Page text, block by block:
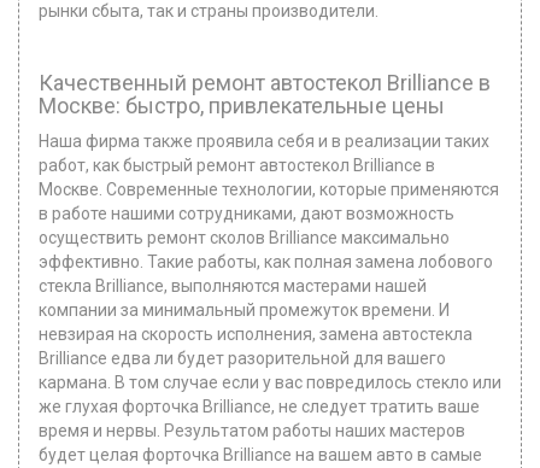
рынки сбыта, так и страны производители.
Качественный ремонт автостекол Brilliance в
Москве: быстро, привлекательные цены
Наша фирма также проявила себя и в реализации таких
работ, как быстрый ремонт автостекол Brilliance в
Москве. Современные технологии, которые применяются
в работе нашими сотрудниками, дают возможность
осуществить ремонт сколов Brilliance максимально
эффективно. Такие работы, как полная замена лобового
стекла Brilliance, выполняются мастерами нашей
компании за минимальный промежуток времени. И
невзирая на скорость исполнения, замена автостекла
Brilliance едва ли будет разорительной для вашего
кармана. В том случае если у вас повредилось стекло или
же глухая форточка Brilliance, не следует тратить ваше
время и нервы. Результатом работы наших мастеров
будет целая форточка Brilliance на вашем авто в самые